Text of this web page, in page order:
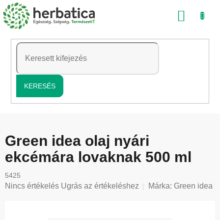
Ugrás
a
tartalomhoz
KERESÉS
Green idea olaj nyári
ekcémára lovaknak 500 ml
5425
A
Nincs értékelés Ugrás az értékeléshez Márka: Green idea